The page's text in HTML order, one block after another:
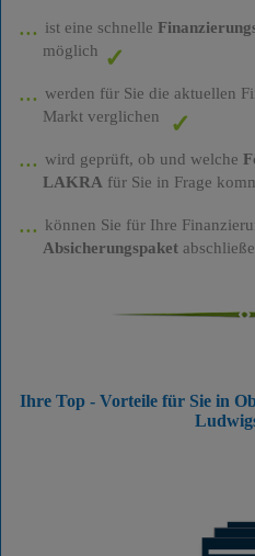
ist eine schnelle
möglich
werden für Sie die aktuellen
Markt verglichen
wird geprüft, ob und welche
LAKRA für Sie in Frage
können Sie für Ihre
Absicherungspaket
Ihre Top - Vorteile für Sie in